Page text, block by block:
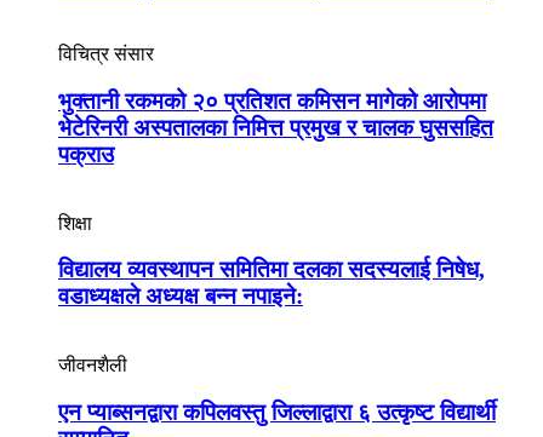
विचित्र संसार
भुक्तानी रकमको २० प्रतिशत कमिसन मागेको आरोपमा
भेटेरिनरी अस्पतालका निमित्त प्रमुख र चालक घुससहित
पक्राउ
शिक्षा
विद्यालय व्यवस्थापन समितिमा दलका सदस्यलाई निषेध,
वडाध्यक्षले अध्यक्ष बन्न नपाइने:
जीवनशैली
एन प्याब्सनद्वारा कपिलवस्तु जिल्लाद्वारा ६ उत्कृष्ट विद्यार्थी